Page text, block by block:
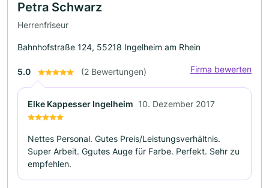
Petra Schwarz
Herrenfriseur
Bahnhofstraße 124, 55218 Ingelheim am Rhein
5.0 (2 Bewertungen) Firma bewerten
Elke Kappesser Ingelheim 10. Dezember 2017
Nettes Personal. Gutes Preis/Leistungsverhältnis.
Super Arbeit. Ggutes Auge für Farbe. Perfekt. Sehr zu
empfehlen.